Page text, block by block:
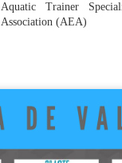
Aquatic Trainer
Association (AEA)